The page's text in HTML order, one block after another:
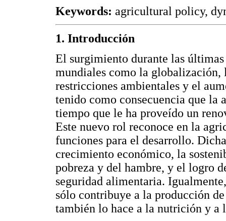
Keywords: agricultural policy,
1. Introducción
El surgimiento durante las
mundiales como la globalización,
restricciones ambientales y el
tenido como consecuencia que la
tiempo que le ha proveído un
Este nuevo rol reconoce en la
funciones para el desarrollo.
crecimiento económico, la
pobreza y del hambre, y el logro
seguridad alimentaria.
sólo contribuye a la producción
también lo hace a la nutrición y a